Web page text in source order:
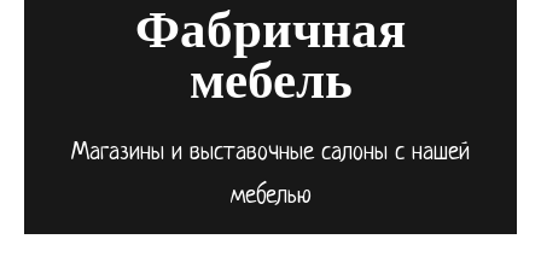
Фабричная
мебель
Магазины и выставочные салоны с нашей
мебелью